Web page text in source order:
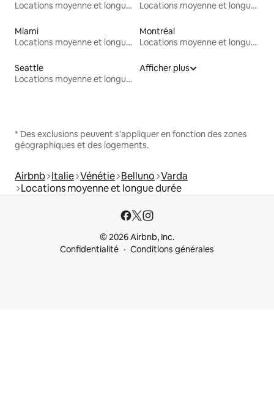
Locations moyenne et longue durée
Locations moyenne et longue durée
Miami
Locations moyenne et longue durée
Montréal
Locations moyenne et longue durée
Seattle
Locations moyenne et longue durée
Afficher plus
* Des exclusions peuvent s'appliquer en fonction des zones
géographiques et des logements.
Airbnb Italie Vénétie Belluno Varda
Locations moyenne et longue durée
© 2026 Airbnb, Inc.
Confidentialité
Conditions générales